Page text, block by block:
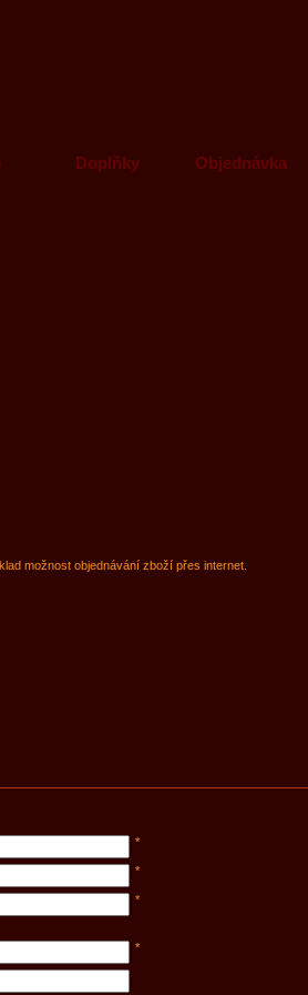
Doplňky Objednávka
možnost objednávání zboží přes internet.
*
*
*
*